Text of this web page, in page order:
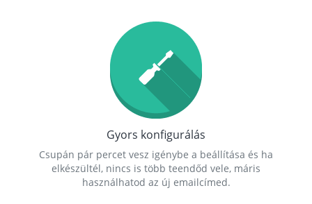
Gyors konfigurálás
Csupán pár percet vesz igénybe a beállítása és ha
elkészültél, nincs is több teendőd vele, máris
használhatod az új emailcímed.